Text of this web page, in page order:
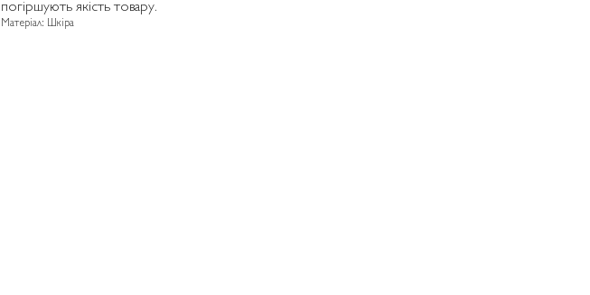
погіршують якість товару.
Матеріал: Шкіра